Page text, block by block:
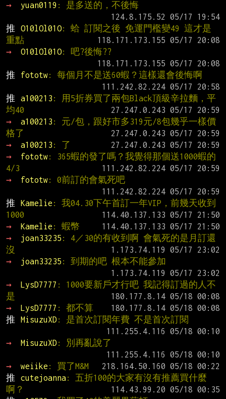
→
yuan0119 : 是多送的，不後悔
推
O10lOl01O: 蛤 訂閱之後 免運門檻變49 這才是
重點
→
O10lOl01O: 吧?後悔??
推
fototw: 每個月不是送60蝦？這樣還會後悔啊
推
a100213 : 用5折券買了兩包Black頂級辛拉麵，平
均40
→
a100213 : 元/包，跟好市多319元/8包幾乎一樣價
格了
→
a100213 : 了
→
fototw: 365蝦的發了嗎？我覺得那個送1000蝦的
4/3
→
fototw: 0前訂的會氣死吧
推
Kamelie : 我04.30下午首訂一年VIP，前幾天收到
1000
→
Kamelie : 蝦幣
→
joan33235 : 4／30的有收到啊 會氣死的是月訂還
沒
→
joan33235 : 到期的吧 根本不能參加
→
LysD7777 : 1000要新戶才行吧 我記得訂過的人不
是
→
LysD7777 : 都不算
推
MisuzuXD : 是首次訂閱年費 不是首次訂閱
→
MisuzuXD : 別再亂說了
→
weiike : 買了M&M
推
cutejoanna: 五折100的大家有沒有推薦買什麼
啊？